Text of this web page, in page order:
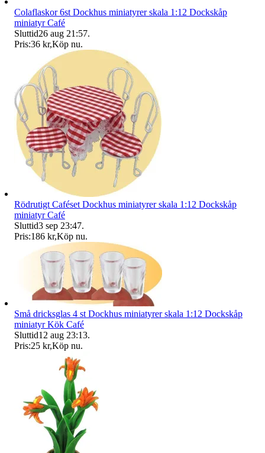
Colaflaskor 6st Dockhus miniatyrer skala 1:12 Dockskåp
miniatyr Café
Sluttid26 aug 21:57.
Pris:36 kr,Köp nu.
Rödrutigt Caféset Dockhus miniatyrer skala 1:12 Dockskåp
miniatyr Café
Sluttid3 sep 23:47.
Pris:186 kr,Köp nu.
Små dricksglas 4 st Dockhus miniatyrer skala 1:12 Dockskåp
miniatyr Kök Café
Sluttid12 aug 23:13.
Pris:25 kr,Köp nu.